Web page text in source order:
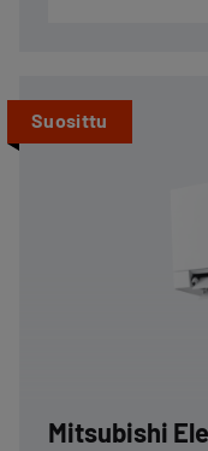
Suosittu
Mitsubishi